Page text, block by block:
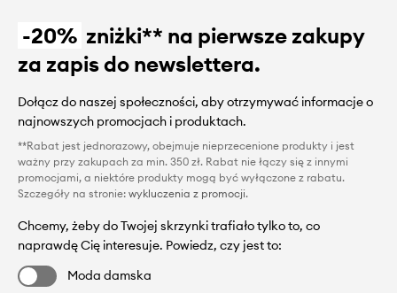
-20% zniżki** na pierwsze zakupy
za zapis do newslettera.
Dołącz do naszej społeczności, aby otrzymywać informacje o
najnowszych promocjach i produktach.
**Rabat jest jednorazowy, obejmuje nieprzecenione produkty i jest
ważny przy zakupach za min. 350 zł. Rabat nie łączy się z innymi
promocjami, a niektóre produkty mogą być wyłączone z rabatu.
Szczegóły na stronie: wykluczenia z promocji.
Chcemy, żeby do Twojej skrzynki trafiało tylko to, co
naprawdę Cię interesuje. Powiedz, czy jest to:
Moda damska